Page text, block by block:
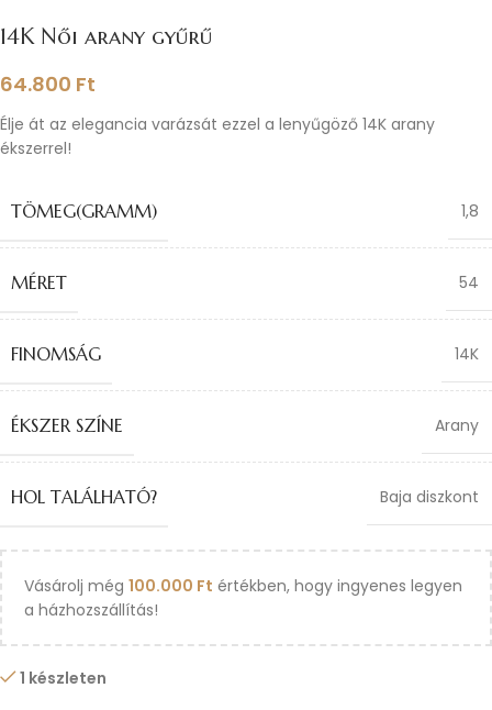
14K Női arany gyűrű
64.800 Ft
Élje át az elegancia varázsát ezzel a lenyűgöző 14K arany
ékszerrel!
TÖMEG(GRAMM) 1,8
MÉRET 54
FINOMSÁG 14K
ÉKSZER SZÍNE Arany
HOL TALÁLHATÓ? Baja diszkont
Vásárolj még 100.000 Ft értékben, hogy ingyenes legyen
a házhozszállítás!
1 készleten